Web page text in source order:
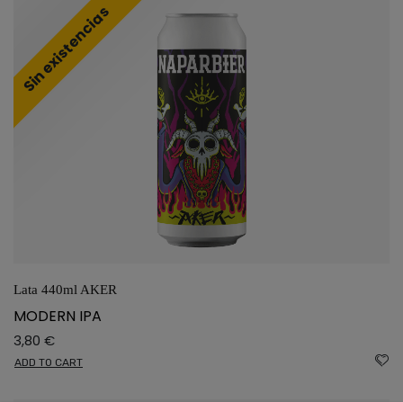
Lata 440ml AKER
MODERN IPA
3,80 €
ADD TO CART
Sin existencias